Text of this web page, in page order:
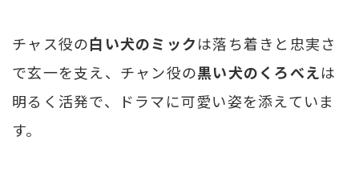
チャス役の白い犬のミックは落ち着きと忠実さ
で玄一を支え、チャン役の黒い犬のくろべえは
明るく活発で、ドラマに可愛い姿を添えていま
す。